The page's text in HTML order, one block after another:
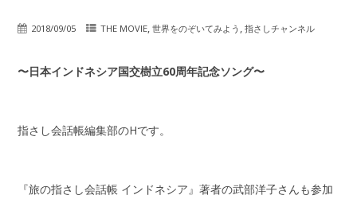
2018/09/05 THE MOVIE, 世界をのぞいてみよう , 指さしチャンネル
〜日本インドネシア国交樹立60周年記念ソング〜
指さし会話帳編集部のHです。
『旅の指さし会話帳 インドネシア』著者の武部洋子さんも参加